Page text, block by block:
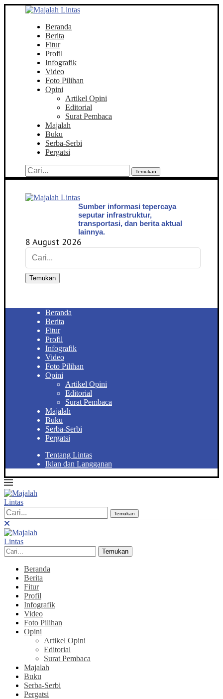
Beranda
Berita
Fitur
Profil
Infografik
Video
Foto Pilihan
Opini
Artikel Opini
Editorial
Surat Pembaca
Majalah
Buku
Serba-Serbi
Pergatsi
Temukan
Sumber informasi tepercaya
seputar infrastruktur,
transportasi, dan berita aktual
lainnya.
8 August 2026
Temukan
Beranda
Berita
Fitur
Profil
Infografik
Video
Foto Pilihan
Opini
Artikel Opini
Editorial
Surat Pembaca
Majalah
Buku
Serba-Serbi
Pergatsi
Tentang Lintas
Iklan dan Langganan
Temukan
Temukan
Beranda
Berita
Fitur
Profil
Infografik
Video
Foto Pilihan
Opini
Artikel Opini
Editorial
Surat Pembaca
Majalah
Buku
Serba-Serbi
Pergatsi